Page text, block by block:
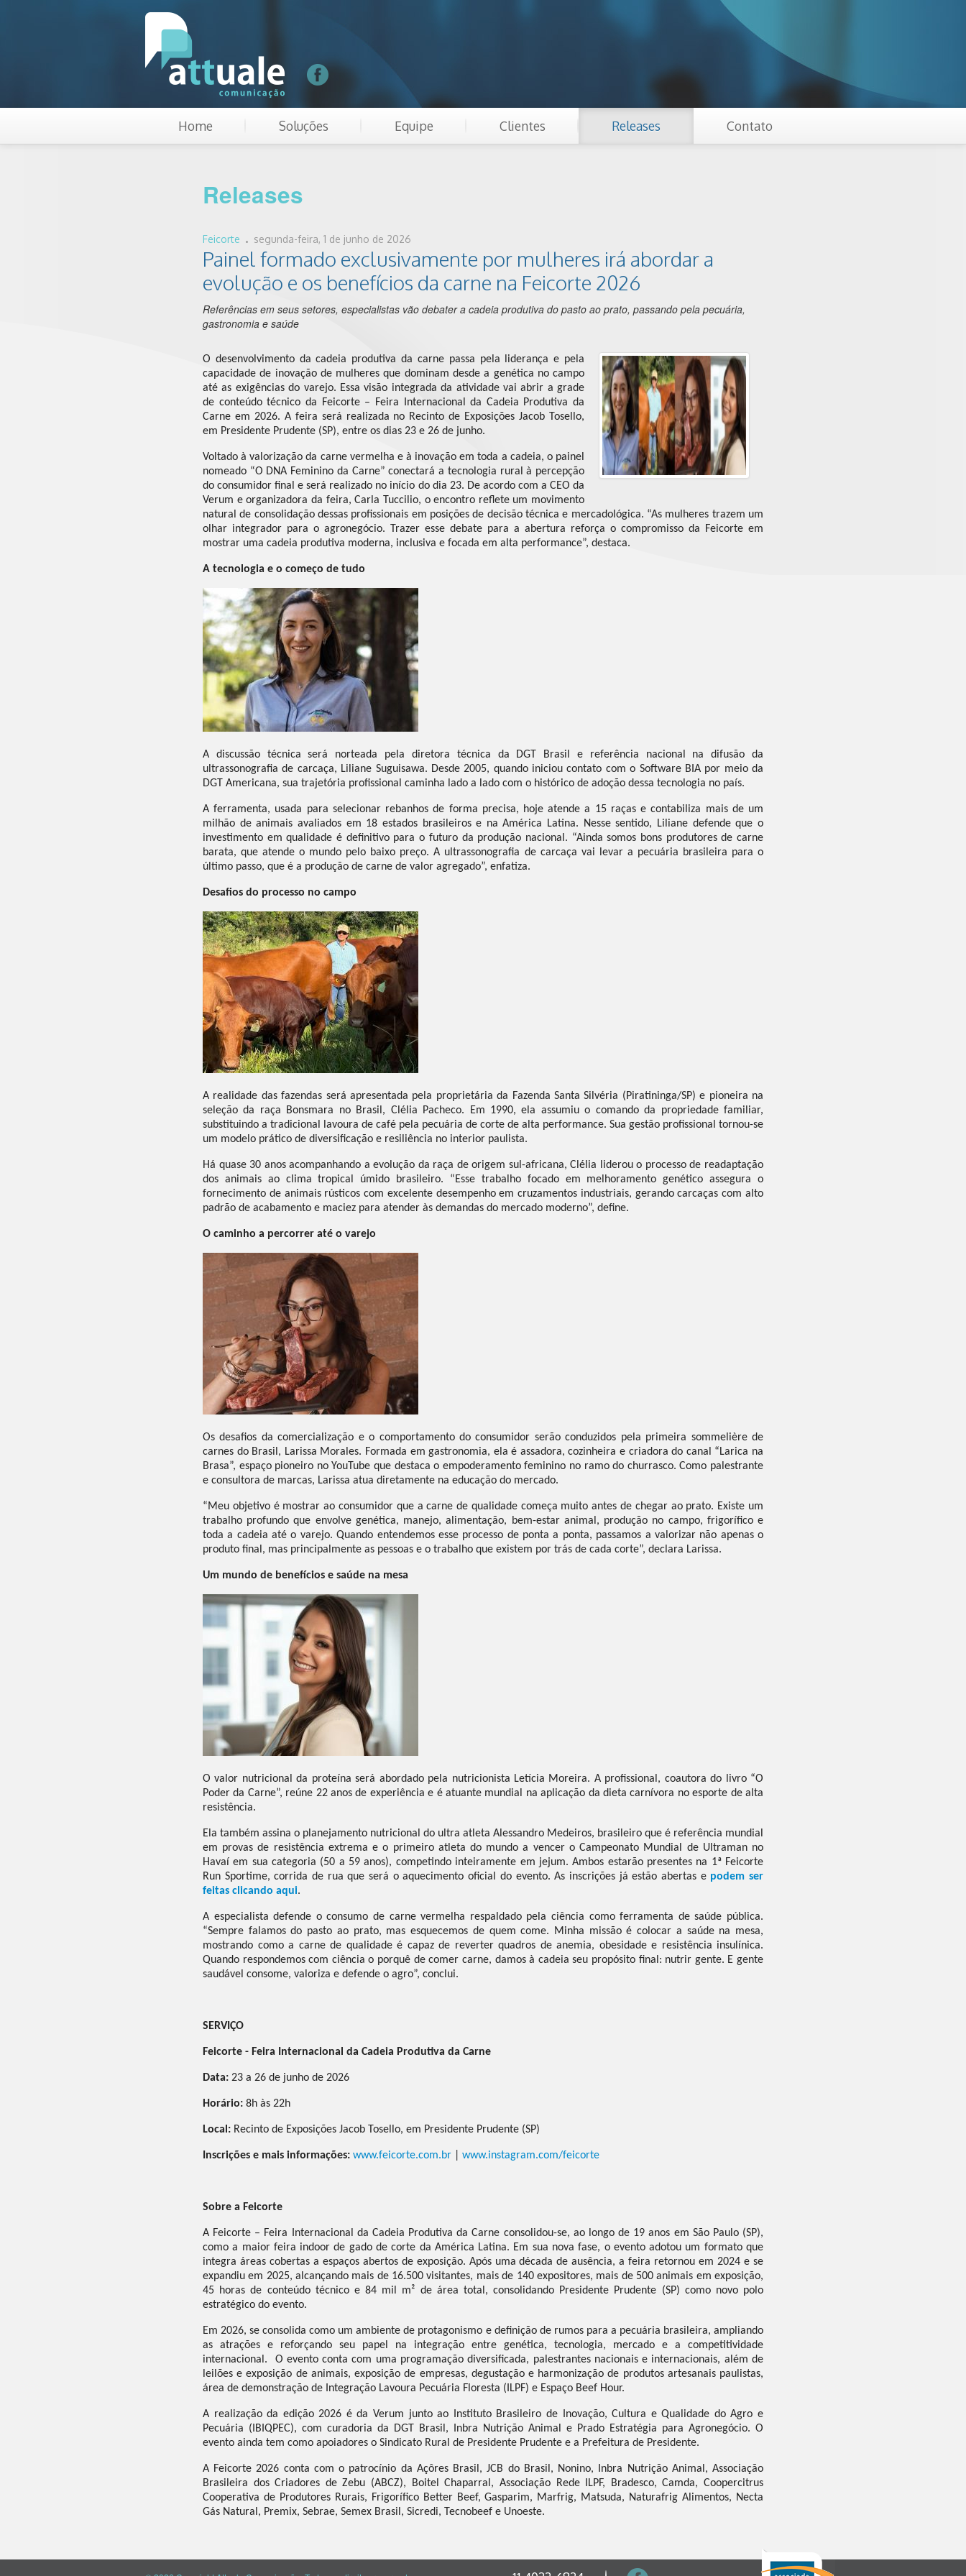
Home Soluções Equipe Clientes Releases Contato
Releases
Feicorte . segunda-feira, 1 de junho de 2026
Painel formado exclusivamente por mulheres irá abordar a
evolução e os benefícios da carne na Feicorte 2026
Referências em seus setores, especialistas vão debater a cadeia produtiva do pasto ao prato, passando pela pecuária,
gastronomia e saúde
O desenvolvimento da cadeia produtiva da carne passa pela liderança e pela
capacidade de inovação de mulheres que dominam desde a genética no campo
até as exigências do varejo. Essa visão integrada da atividade vai abrir a grade
de conteúdo técnico da Feicorte – Feira Internacional da Cadeia Produtiva da
Carne em 2026. A feira será realizada no Recinto de Exposições Jacob Tosello,
em Presidente Prudente (SP), entre os dias 23 e 26 de junho.
Voltado à valorização da carne vermelha e à inovação em toda a cadeia, o painel
nomeado “O DNA Feminino da Carne” conectará a tecnologia rural à percepção
do consumidor final e será realizado no início do dia 23. De acordo com a CEO da
Verum e organizadora da feira, Carla Tuccilio, o encontro reflete um movimento
natural de consolidação dessas profissionais em posições de decisão técnica e mercadológica. “As mulheres trazem um
olhar integrador para o agronegócio. Trazer esse debate para a abertura reforça o compromisso da Feicorte em
mostrar uma cadeia produtiva moderna, inclusiva e focada em alta performance”, destaca.
A tecnologia e o começo de tudo
A discussão técnica será norteada pela diretora técnica da DGT Brasil e referência nacional na difusão da
ultrassonografia de carcaça, Liliane Suguisawa. Desde 2005, quando iniciou contato com o Software BIA por meio da
DGT Americana, sua trajetória profissional caminha lado a lado com o histórico de adoção dessa tecnologia no país.
A ferramenta, usada para selecionar rebanhos de forma precisa, hoje atende a 15 raças e contabiliza mais de um
milhão de animais avaliados em 18 estados brasileiros e na América Latina. Nesse sentido, Liliane defende que o
investimento em qualidade é definitivo para o futuro da produção nacional. “Ainda somos bons produtores de carne
barata, que atende o mundo pelo baixo preço. A ultrassonografia de carcaça vai levar a pecuária brasileira para o
último passo, que é a produção de carne de valor agregado”, enfatiza.
Desafios do processo no campo
A realidade das fazendas será apresentada pela proprietária da Fazenda Santa Silvéria (Piratininga/SP) e pioneira na
seleção da raça Bonsmara no Brasil, Clélia Pacheco. Em 1990, ela assumiu o comando da propriedade familiar,
substituindo a tradicional lavoura de café pela pecuária de corte de alta performance. Sua gestão profissional tornou-se
um modelo prático de diversificação e resiliência no interior paulista.
Há quase 30 anos acompanhando a evolução da raça de origem sul-africana, Clélia liderou o processo de readaptação
dos animais ao clima tropical úmido brasileiro. “Esse trabalho focado em melhoramento genético assegura o
fornecimento de animais rústicos com excelente desempenho em cruzamentos industriais, gerando carcaças com alto
padrão de acabamento e maciez para atender às demandas do mercado moderno”, define.
O caminho a percorrer até o varejo
Os desafios da comercialização e o comportamento do consumidor serão conduzidos pela primeira sommelière de
carnes do Brasil, Larissa Morales. Formada em gastronomia, ela é assadora, cozinheira e criadora do canal “Larica na
Brasa”, espaço pioneiro no YouTube que destaca o empoderamento feminino no ramo do churrasco. Como palestrante
e consultora de marcas, Larissa atua diretamente na educação do mercado.
“Meu objetivo é mostrar ao consumidor que a carne de qualidade começa muito antes de chegar ao prato. Existe um
trabalho profundo que envolve genética, manejo, alimentação, bem-estar animal, produção no campo, frigorífico e
toda a cadeia até o varejo. Quando entendemos esse processo de ponta a ponta, passamos a valorizar não apenas o
produto final, mas principalmente as pessoas e o trabalho que existem por trás de cada corte”, declara Larissa.
Um mundo de benefícios e saúde na mesa
O valor nutricional da proteína será abordado pela nutricionista Letícia Moreira. A profissional, coautora do livro “O
Poder da Carne”, reúne 22 anos de experiência e é atuante mundial na aplicação da dieta carnívora no esporte de alta
resistência.
Ela também assina o planejamento nutricional do ultra atleta Alessandro Medeiros, brasileiro que é referência mundial
em provas de resistência extrema e o primeiro atleta do mundo a vencer o Campeonato Mundial de Ultraman no
Havaí em sua categoria (50 a 59 anos), competindo inteiramente em jejum. Ambos estarão presentes na 1ª Feicorte
Run Sportime, corrida de rua que será o aquecimento oficial do evento. As inscrições já estão abertas e podem ser
feitas clicando aqui.
A especialista defende o consumo de carne vermelha respaldado pela ciência como ferramenta de saúde pública.
“Sempre falamos do pasto ao prato, mas esquecemos de quem come. Minha missão é colocar a saúde na mesa,
mostrando como a carne de qualidade é capaz de reverter quadros de anemia, obesidade e resistência insulínica.
Quando respondemos com ciência o porquê de comer carne, damos à cadeia seu propósito final: nutrir gente. E gente
saudável consome, valoriza e defende o agro”, conclui.
SERVIÇO
Feicorte - Feira Internacional da Cadeia Produtiva da Carne
Data: 23 a 26 de junho de 2026
Horário: 8h às 22h
Local: Recinto de Exposições Jacob Tosello, em Presidente Prudente (SP)
Inscrições e mais informações: www.feicorte.com.br www.instagram.com/feicorte
Sobre a Feicorte
A Feicorte – Feira Internacional da Cadeia Produtiva da Carne consolidou-se, ao longo de 19 anos em São Paulo (SP),
como a maior feira indoor de gado de corte da América Latina. Em sua nova fase, o evento adotou um formato que
integra áreas cobertas a espaços abertos de exposição. Após uma década de ausência, a feira retornou em 2024 e se
expandiu em 2025, alcançando mais de 16.500 visitantes, mais de 140 expositores, mais de 500 animais em exposição,
45 horas de conteúdo técnico e 84 mil m² de área total, consolidando Presidente Prudente (SP) como novo polo
estratégico do evento.
Em 2026, se consolida como um ambiente de protagonismo e definição de rumos para a pecuária brasileira, ampliando
as atrações e reforçando seu papel na integração entre genética, tecnologia, mercado e a competitividade
internacional. O evento conta com uma programação diversificada, palestrantes nacionais e internacionais, além de
leilões e exposição de animais, exposição de empresas, degustação e harmonização de produtos artesanais paulistas,
área de demonstração de Integração Lavoura Pecuária Floresta (ILPF) e Espaço Beef Hour.
A realização da edição 2026 é da Verum junto ao Instituto Brasileiro de Inovação, Cultura e Qualidade do Agro e
Pecuária (IBIQPEC), com curadoria da DGT Brasil, Inbra Nutrição Animal e Prado Estratégia para Agronegócio. O
evento ainda tem como apoiadores o Sindicato Rural de Presidente Prudente e a Prefeitura de Presidente.
A Feicorte 2026 conta com o patrocínio da Açôres Brasil, JCB do Brasil, Nonino, Inbra Nutrição Animal, Associação
Brasileira dos Criadores de Zebu (ABCZ), Boitel Chaparral, Associação Rede ILPF, Bradesco, Camda, Coopercitrus
Cooperativa de Produtores Rurais, Frigorífico Better Beef, Gasparim, Marfrig, Matsuda, Naturafrig Alimentos, Necta
Gás Natural, Premix, Sebrae, Semex Brasil, Sicredi, Tecnobeef e Unoeste.